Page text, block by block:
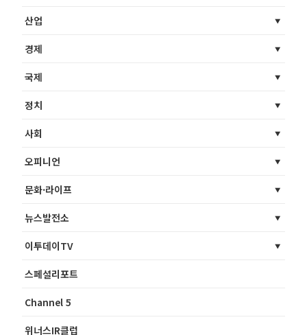
산업
경제
국제
정치
사회
오피니언
문화·라이프
뉴스발전소
이투데이TV
스페셜리포트
Channel 5
위너스IR클럽